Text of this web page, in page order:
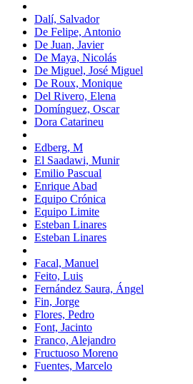
Dalí, Salvador
De Felipe, Antonio
De Juan, Javier
De Maya, Nicolás
De Miguel, José Miguel
De Roux, Monique
Del Rivero, Elena
Domínguez, Oscar
Dora Catarineu
Edberg, M
El Saadawi, Munir
Emilio Pascual
Enrique Abad
Equipo Crónica
Equipo Limite
Esteban Linares
Esteban Linares
Facal, Manuel
Feito, Luis
Fernández Saura, Ángel
Fin, Jorge
Flores, Pedro
Font, Jacinto
Franco, Alejandro
Fructuoso Moreno
Fuentes, Marcelo